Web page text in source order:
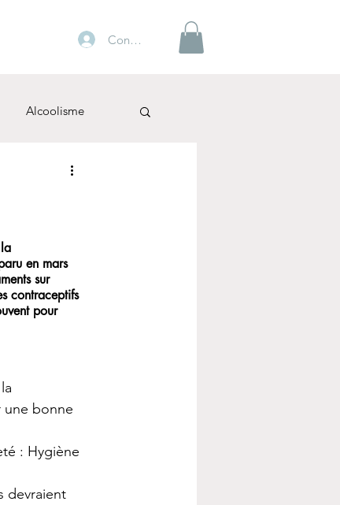
Connexion
Alcoolisme
en mars
sur
contraceptifs
pour
une bonne
: Hygiène
devraient